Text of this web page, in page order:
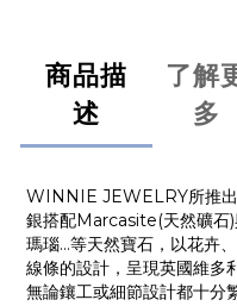
商品描
述
了解
多
WINNIE JEWELRY所推
銀搭配Marcasite(天然礦石
瑪瑙…等天然寶石，以花卉
線條的設計，呈現英國維多
無論鑲工或細節設計都十分